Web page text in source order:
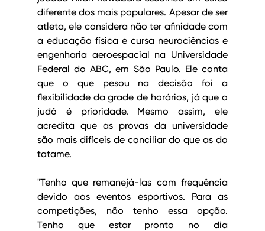
diferente dos mais populares. Apesar de ser
atleta, ele considera não ter afinidade com
a educação física e cursa neurociências e
engenharia aeroespacial na Universidade
Federal do ABC, em São Paulo. Ele conta
que o que pesou na decisão foi a
flexibilidade da grade de horários, já que o
judô é prioridade. Mesmo assim, ele
acredita que as provas da universidade
são mais difíceis de conciliar do que as do
tatame.
"Tenho que remanejá-las com frequência
devido aos eventos esportivos. Para as
competições, não tenho essa opção.
Tenho que estar pronto no dia